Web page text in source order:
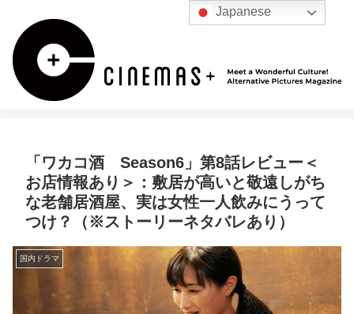
「ワカコ酒 Season6」第8話レビュー＜
お店情報あり＞：敷居が高いと敬遠しがち
な老舗居酒屋、実は女性一人飲みにうって
つけ？（※ストーリーネタバレあり）
国内ドラマ
Japanese